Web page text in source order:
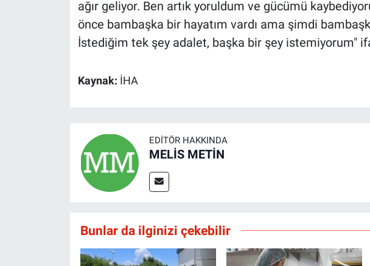
ağır geliyor. Ben artık yoruldum ve gücümü
önce bambaşka bir hayatım vardı ama şimdi
İstediğim tek şey adalet, başka bir şey istemiyorum"
Kaynak: İHA
EDITÖR HAKKINDA
MELİS METİN
Bunlar da ilginizi çekebilir